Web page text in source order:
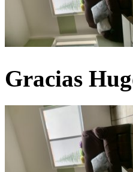
Gracias